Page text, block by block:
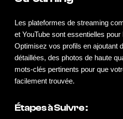
Les plateformes de streaming
et YouTube sont essentielles
Optimisez vos profils en ajoutant
détaillées, des photos de haute
mots-clés pertinents pour que
facilement trouvée.
Étapes à Suivre :